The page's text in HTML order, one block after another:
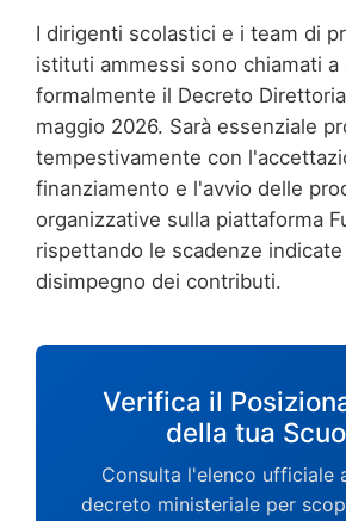
I dirigenti scolastici e i team di
istituti ammessi sono chiamati a
formalmente il Decreto
maggio 2026. Sarà essenziale
tempestivamente con
finanziamento e l'avvio delle
organizzative sulla piattaforma
rispettando le scadenze
disimpegno dei contributi.
Verifica il
della tua
Consulta l'elenco ufficiale
decreto ministeriale per